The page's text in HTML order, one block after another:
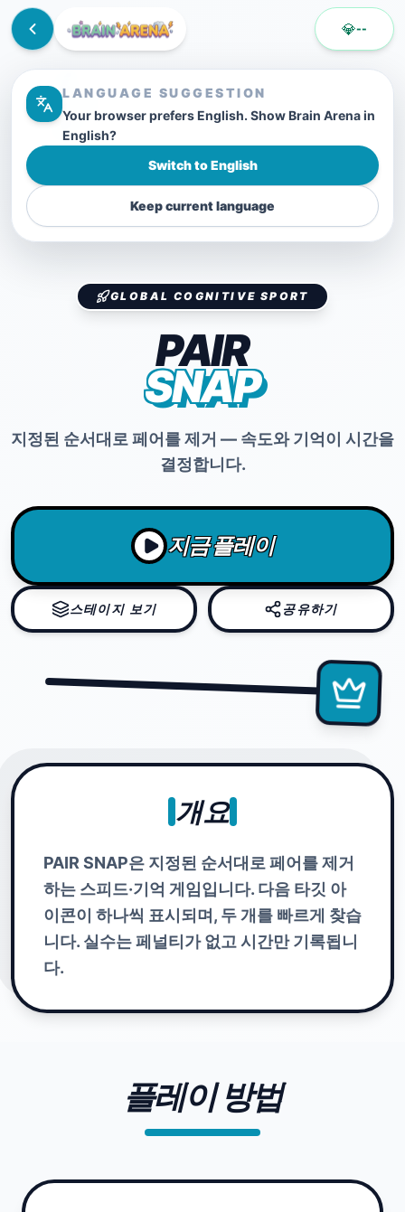
LANGUAGE SUGGESTION
Your browser prefers English. Show Brain Arena in
English?
Switch to English
Keep current language
💎--
GLOBAL COGNITIVE SPORT
PAIR
SNAP
지정된 순서대로 페어를 제거 — 속도와 기억이 시간을
결정합니다.
지금 플레이
스테이지 보기 공유하기
개요
PAIR SNAP은 지정된 순서대로 페어를 제거
하는 스피드·기억 게임입니다. 다음 타깃 아
이콘이 하나씩 표시되며, 두 개를 빠르게 찾습
니다. 실수는 페널티가 없고 시간만 기록됩니
다.
플레이 방법